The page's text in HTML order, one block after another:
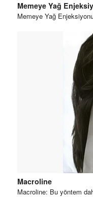
Memeye Yağ
Memeye Yağ
Macroline
Macroline: Bu yöntem